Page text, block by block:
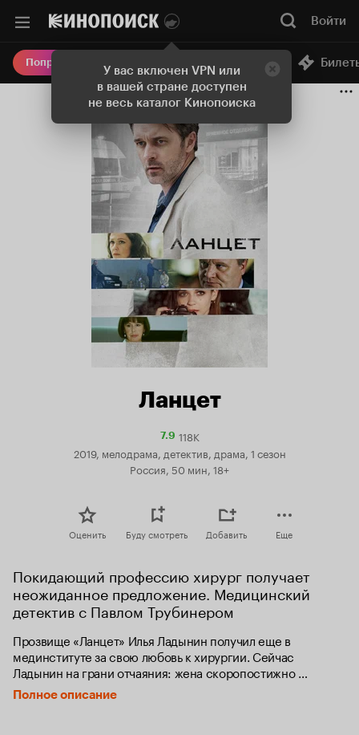
У вас включен VPN или
в вашей стране доступен
не весь каталог Кинопоиска
Войти
Попробовать Плюс Онлайн-кинотеатр
Ланцет
7.9Рейтинг
7.9
118K
2019, мелодрама, детектив, драма, 1 сезон
Россия, 50 мин, 18+
Оценить Буду смотреть Добавить Еще
Покидающий профессию хирург получает
неожиданное предложение. Медицинский
детектив с Павлом Трубинером
Прозвище «Ланцет» Илья Ладынин получил еще в
мединституте за свою любовь к хирургии. Сейчас
Ладынин на грани отчаяния: жена скоропостижно
скончалась, сын винит его в смерти матери и переезжает
к бабушке. Только работа могла бы «вылечить», но
Полное описание